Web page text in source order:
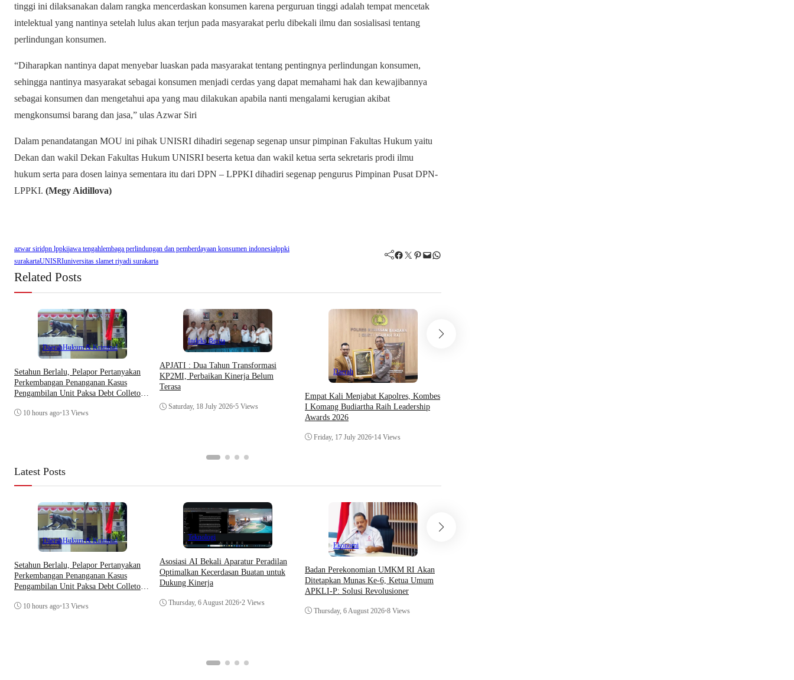
tinggi ini dilaksanakan dalam rangka mencerdaskan konsumen karena perguruan tinggi adalah tempat mencetak
intelektual yang nantinya setelah lulus akan terjun pada masyarakat perlu dibekali ilmu dan sosialisasi tentang
perlindungan konsumen.
“Diharapkan nantinya dapat menyebar luaskan pada masyarakat tentang pentingnya perlindungan konsumen,
sehingga nantinya masyarakat sebagai konsumen menjadi cerdas yang dapat memahami hak dan kewajibannya
sebagai konsumen dan mengetahui apa yang mau dilakukan apabila nanti mengalami kerugian akibat
mengkonsumsi barang dan jasa,” ulas Azwar Siri
Dalam penandatangan MOU ini pihak UNISRI dihadiri segenap segenap unsur pimpinan Fakultas Hukum yaitu
Dekan dan wakil Dekan Fakultas Hukum UNISRI beserta ketua dan wakil ketua serta sekretaris prodi ilmu
hukum serta para dosen lainya sementara itu dari DPN – LPPKI dihadiri segenap pengurus Pimpinan Pusat DPN-
LPPKI. (Megy Aidillova)
azwar siridpn lppkijawa tengahlembaga perlindungan dan pemberdayaan konsumen indonesialppki
surakartaUNISRIuniversitas slamet riyadi surakarta
Facebook Twitter Pinterest Mail WhatsApp
Related Posts
DaerahHukum & Kriminal
Setahun Berlalu, Pelapor Pertanyakan
Perkembangan Penanganan Kasus
Pengambilan Unit Paksa Debt Colletor
10 hours ago•13 Views
Indeks Berita
APJATI : Dua Tahun Transformasi
KP2MI, Perbaikan Kinerja Belum
Terasa
Saturday, 18 July 2026•5 Views
Daerah
Empat Kali Menjabat Kapolres, Kombes
I Komang Budiartha Raih Leadership
Awards 2026
Friday, 17 July 2026•14 Views
Latest Posts
DaerahHukum & Kriminal
Setahun Berlalu, Pelapor Pertanyakan
Perkembangan Penanganan Kasus
Pengambilan Unit Paksa Debt Colletor
10 hours ago•13 Views
Teknologi
Asosiasi AI Bekali Aparatur Peradilan
Optimalkan Kecerdasan Buatan untuk
Dukung Kinerja
Thursday, 6 August 2026•2 Views
Ekonomi
Badan Perekonomian UMKM RI Akan
Ditetapkan Munas Ke-6, Ketua Umum
APKLI-P: Solusi Revolusioner
Thursday, 6 August 2026•8 Views